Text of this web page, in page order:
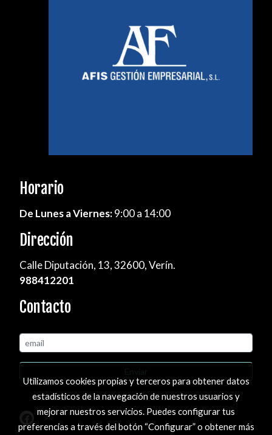
Horario
De Lunes a Viernes:9:00 a 14:00
Dirección
Calle Diputación, 13, 32600, Verín.
988412201
Contacto
Utilizamos cookies propias y terceros para obtener datos
estadísticos de la navegación de nuestros usuarios y
mejorar nuestros servicios. Puedes configurar tus
preferencias a través del botón “Configurar” o obtener más